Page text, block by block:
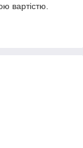
вартістю.